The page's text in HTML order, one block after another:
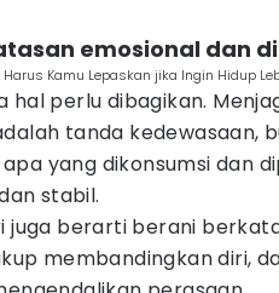
emosional dan
Kamu Lepaskan jika Ingin Hidup
hal perlu dibagikan.
tanda kedewasaan,
yang dikonsumsi dan
stabil.
juga berarti berani
membandingkan diri,